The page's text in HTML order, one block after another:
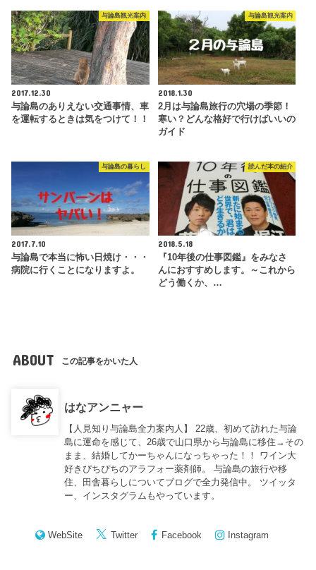
与論島観光案内
2017.12.30
与論島のありえない交通事情、車
を運転するときは気をつけて！！
与論島観光案内
2018.1.30
2月は与論島旅行の穴場の季節！
寒い？どんな格好で行けばいいの
ガイド
与論島の暮らし
2017.7.10
与論島で本当に怖い日焼け・・・
病院に行くことになりますよ。
読んだ本の紹介
2018.5.18
『10年後の仕事図鑑』をみなさ
んにおすすめします。～これから
どう働くか、…
ABOUT この記事をかいた人
はなアンニャー
【人見知り与論島全力案内人】 22歳、初めて訪れた与論
島に運命を感じて、26歳で山口県から与論島に移住→その
まま、結婚してかーちゃんになっちゃった！！ ワイン大
好きぴちぴちのアラフォー薬剤師。 与論島の旅行や移
住、田舎暮らしについてブログで全力発信中。 ツイッタ
ー、インスタグラムもやっています。
WebSite Twitter Facebook Instagram